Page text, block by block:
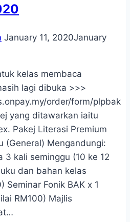
January 11, 2020January
kelas membaca
lagi dibuka >>>
order/form/plpbak
yang ditawarkan iaitu
Pakej Literasi Premium
(General) Mengandungi:
3 kali seminggu (10 ke 12
dan bahan kelas
Seminar Fonik BAK x 1
RM100) Majlis